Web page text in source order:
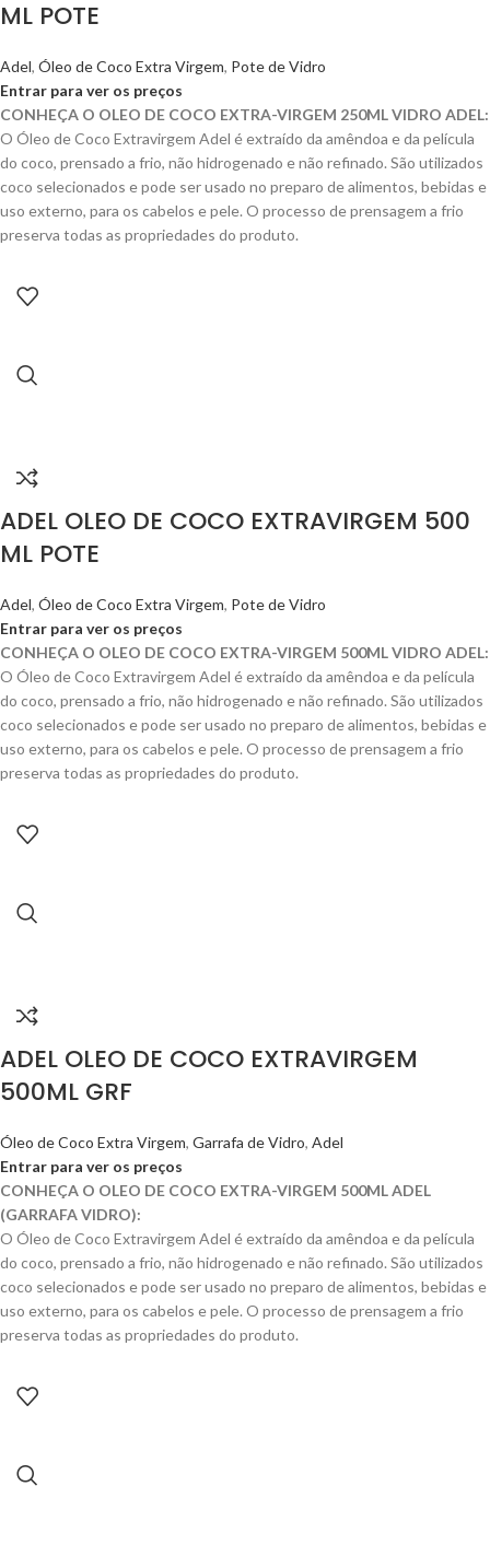
ML POTE
Adel, Óleo de Coco Extra Virgem, Pote de Vidro
Entrar para ver os preços
CONHEÇA O OLEO DE COCO EXTRA-VIRGEM 250ML VIDRO ADEL:
O Óleo de Coco Extravirgem Adel é extraído da amêndoa e da película
do coco, prensado a frio, não hidrogenado e não refinado. São utilizados
coco selecionados e pode ser usado no preparo de alimentos, bebidas e
uso externo, para os cabelos e pele. O processo de prensagem a frio
preserva todas as propriedades do produto.
ADEL OLEO DE COCO EXTRAVIRGEM 500
ML POTE
Adel, Óleo de Coco Extra Virgem, Pote de Vidro
Entrar para ver os preços
CONHEÇA O OLEO DE COCO EXTRA-VIRGEM 500ML VIDRO ADEL:
O Óleo de Coco Extravirgem Adel é extraído da amêndoa e da película
do coco, prensado a frio, não hidrogenado e não refinado. São utilizados
coco selecionados e pode ser usado no preparo de alimentos, bebidas e
uso externo, para os cabelos e pele. O processo de prensagem a frio
preserva todas as propriedades do produto.
ADEL OLEO DE COCO EXTRAVIRGEM
500ML GRF
Óleo de Coco Extra Virgem, Garrafa de Vidro, Adel
Entrar para ver os preços
CONHEÇA O OLEO DE COCO EXTRA-VIRGEM 500ML ADEL
(GARRAFA VIDRO):
O Óleo de Coco Extravirgem Adel é extraído da amêndoa e da película
do coco, prensado a frio, não hidrogenado e não refinado. São utilizados
coco selecionados e pode ser usado no preparo de alimentos, bebidas e
uso externo, para os cabelos e pele. O processo de prensagem a frio
preserva todas as propriedades do produto.